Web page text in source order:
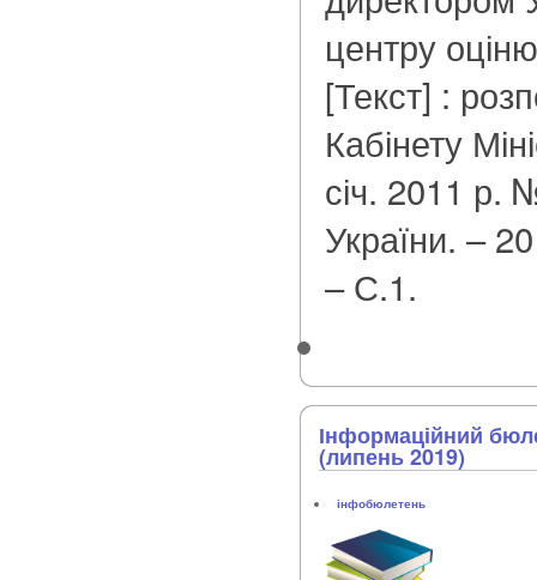
центру
[Текст] :
Кабінету
січ. 2011 р.
України. –
– С.1.
Інформаційний
(липень 2019)
інфобюлетень